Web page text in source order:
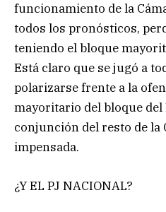
funcionamiento de la
todos los pronósticos,
teniendo el bloque
Está claro que se jugó a
polarizarse frente a la
mayoritario del bloque del
conjunción del resto de la
impensada.
¿Y EL PJ NACIONAL?